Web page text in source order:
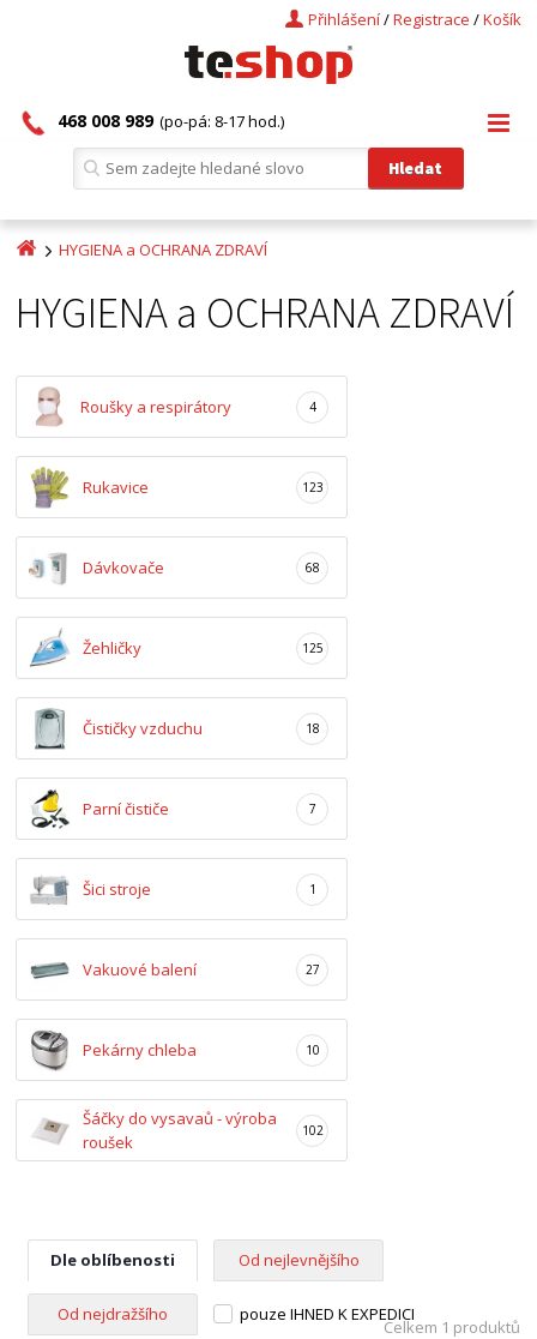
Košík
/
Registrace
/
Přihlášení
468 008 989 (po-pá: 8-17 hod.)
HYGIENA a OCHRANA ZDRAVÍ
HYGIENA a OCHRANA ZDRAVÍ
Roušky a respirátory 4
Rukavice 123
Dávkovače 68
Žehličky 125
Čističky vzduchu 18
Parní čističe 7
Šici stroje 1
Vakuové balení 27
Pekárny chleba 10
Šáčky do vysavaů - výroba
roušek
102
Dle oblíbenosti Od nejlevnějšího
Od nejdražšího pouze IHNED K EXPEDICI
Celkem 1 produktů